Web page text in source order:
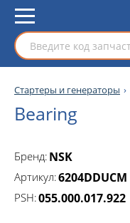
Стартеры и генераторы
Bearing
Бренд: NSK
Артикул:6204DDUCM
PSH:055.000.017.922